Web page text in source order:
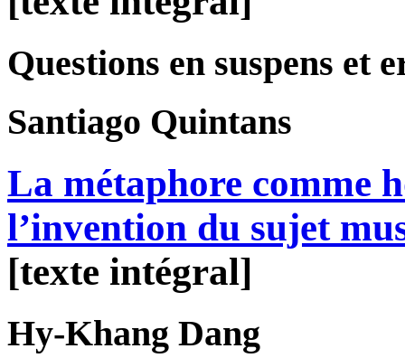
Questions en suspens et
Santiago Quintans
La métaphore comme
l’invention du sujet
[texte intégral]
Hy-Khang Dang